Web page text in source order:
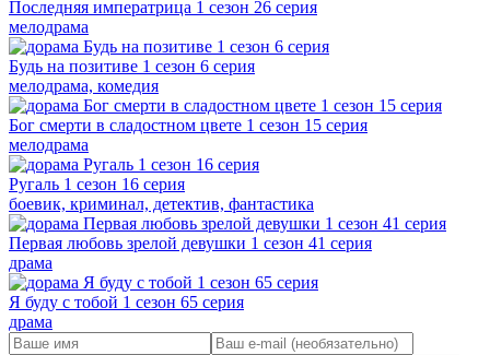
Последняя императрица 1 сезон 26 серия
мелодрама
Будь на позитиве 1 сезон 6 серия
мелодрама, комедия
Бог смерти в сладостном цвете 1 сезон 15 серия
мелодрама
Ругаль 1 сезон 16 серия
боевик, криминал, детектив, фантастика
Первая любовь зрелой девушки 1 сезон 41 серия
драма
Я буду с тобой 1 сезон 65 серия
драма